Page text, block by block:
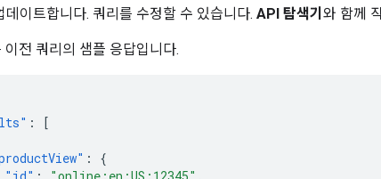
데이트합니다. 쿼리를 수정할 수 있습니다. API 탐색기 와 함께
이전 쿼리의 샘플 응답입니다.
:
[
:
{